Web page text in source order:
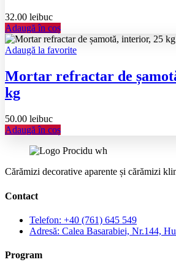
32.00 leibuc
Adaugă în coș
Adaugă la favorite
Mortar refractar de
kg
50.00 leibuc
Adaugă în coș
Cărămizi decorative aparente și cărămizi
Contact
Telefon: +40 (761) 645 549
Adresă: Calea Basarabiei, Nr.144,
Program